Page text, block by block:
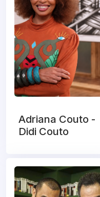
Adriana Couto -
Didi Couto